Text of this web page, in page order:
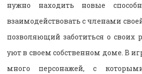
нужно находить новые
взаимодействовать с членами
позволяющий заботиться о своих
уют в своем собственном доме. В
много персонажей, с